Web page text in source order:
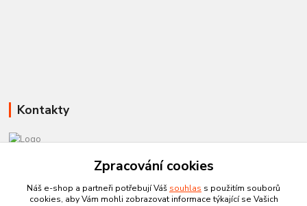
Kontakty
Zpracování cookies
Náš e-shop a partneři potřebují Váš souhlas s použitím souborů
cookies, aby Vám mohli zobrazovat informace týkající se Vašich